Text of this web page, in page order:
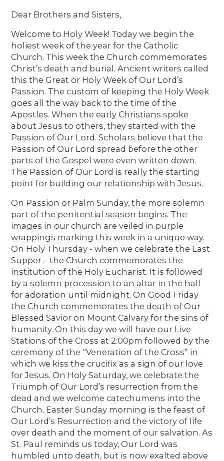
Dear Brothers and Sisters,
Welcome to Holy Week! Today we begin the
holiest week of the year for the Catholic
Church. This week the Church commemorates
Christ’s death and burial. Ancient writers called
this the Great or Holy Week of Our Lord’s
Passion. The custom of keeping the Holy Week
goes all the way back to the time of the
Apostles. When the early Christians spoke
about Jesus to others, they started with the
Passion of Our Lord. Scholars believe that the
Passion of Our Lord spread before the other
parts of the Gospel were even written down.
The Passion of Our Lord is really the starting
point for building our relationship with Jesus.
On Passion or Palm Sunday, the more solemn
part of the penitential season begins. The
images in our church are veiled in purple
wrappings marking this week in a unique way.
On Holy Thursday - when we celebrate the Last
Supper – the Church commemorates the
institution of the Holy Eucharist. It is followed
by a solemn procession to an altar in the hall
for adoration until midnight. On Good Friday
the Church commemorates the death of Our
Blessed Savior on Mount Calvary for the sins of
humanity. On this day we will have our Live
Stations of the Cross at 2:00pm followed by the
ceremony of the “Veneration of the Cross” in
which we kiss the crucifix as a sign of our love
for Jesus. On Holy Saturday, we celebrate the
Triumph of Our Lord’s resurrection from the
dead and we welcome catechumens into the
Church. Easter Sunday morning is the feast of
Our Lord’s Resurrection and the victory of life
over death and the moment of our salvation. As
St. Paul reminds us today, Our Lord was
humbled unto death, but is now exalted above